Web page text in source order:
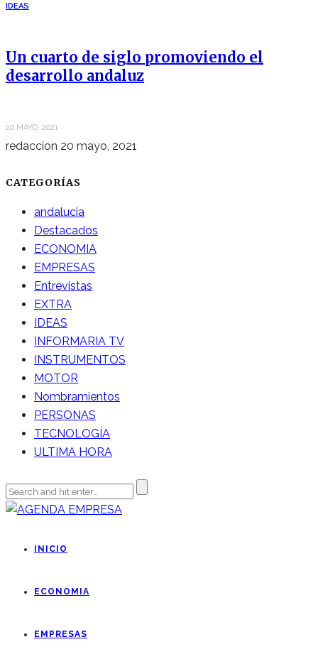
IDEAS
Un cuarto de siglo promoviendo el
desarrollo andaluz
20 MAYO, 2021
redaccion 20 mayo, 2021
CATEGORÍAS
andalucia
Destacados
ECONOMIA
EMPRESAS
Entrevistas
EXTRA
IDEAS
INFORMARIA TV
INSTRUMENTOS
MOTOR
Nombramientos
PERSONAS
TECNOLOGÍA
ULTIMA HORA
INICIO
ECONOMIA
EMPRESAS